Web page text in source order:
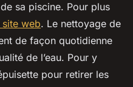
sa piscine. Pour plus
web. Le nettoyage de
de façon quotidienne
de l’eau. Pour y
pour retirer les